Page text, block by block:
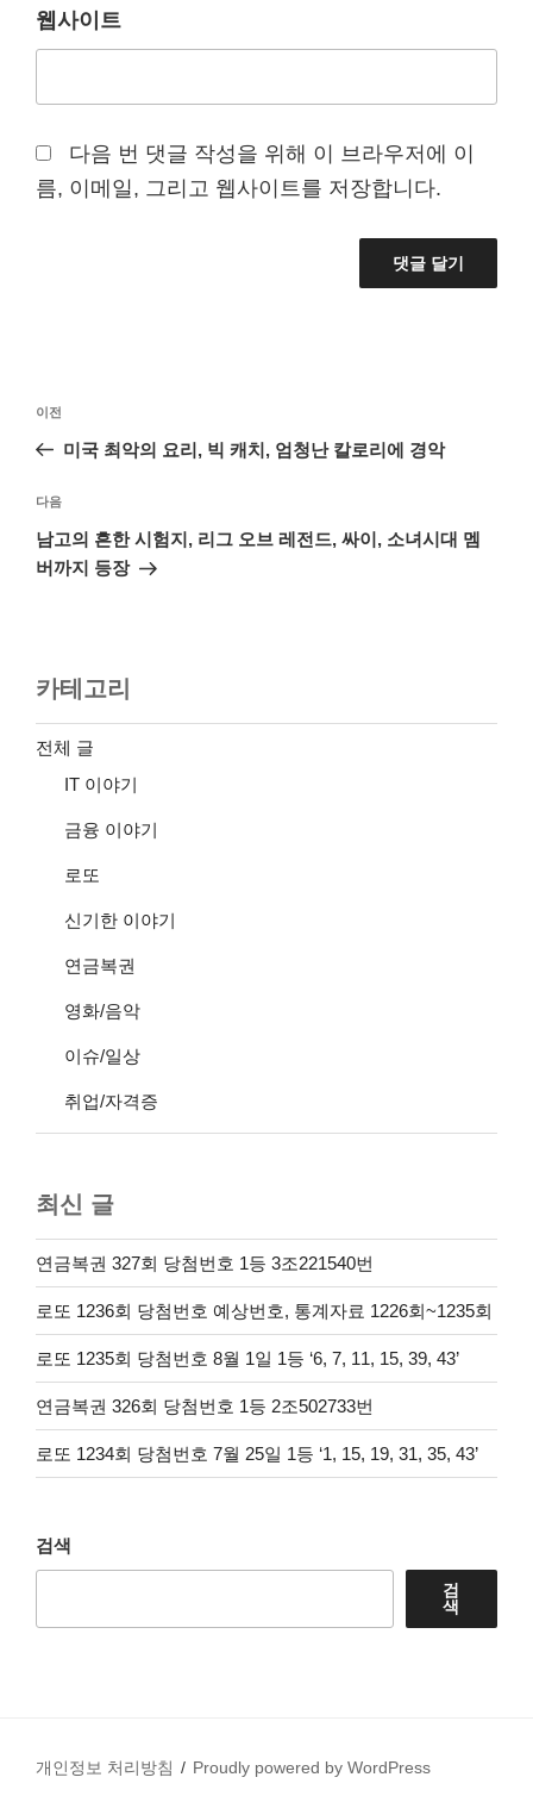
웹사이트
다음 번 댓글 작성을 위해 이 브라우저에 이
름, 이메일, 그리고 웹사이트를 저장합니다.
이
전
이전
미국 최악의 요리, 빅 캐치, 엄청난 칼로리에 경악
다
음
글
다음
남고의 흔한 시험지, 리그 오브 레전드, 싸이, 소녀시대 멤
버까지 등장
카테고리
전체 글
IT 이야기
금융 이야기
로또
신기한 이야기
연금복권
영화/음악
이슈/일상
취업/자격증
최신 글
연금복권 327회 당첨번호 1등 3조221540번
로또 1236회 당첨번호 예상번호, 통계자료 1226회~1235회
로또 1235회 당첨번호 8월 1일 1등 ‘6, 7, 11, 15, 39, 43’
연금복권 326회 당첨번호 1등 2조502733번
로또 1234회 당첨번호 7월 25일 1등 ‘1, 15, 19, 31, 35, 43’
검색
검
색
개인정보 처리방침 Proudly powered by WordPress